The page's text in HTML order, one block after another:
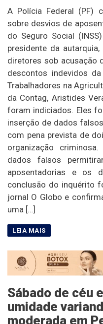
A Polícia Federal (PF)
sobre desvios de
do Seguro Social
presidente da
diretores sob acusação
descontos indevidos
Trabalhadores na
da Contag, Aristides
foram indiciados. Eles
inserção de dados
com pena prevista de
organização
dados falsos
aposentadorias e os
conclusão do inquérito
jornal O Globo e
uma […]
Sábado de céu
umidade
moderada em